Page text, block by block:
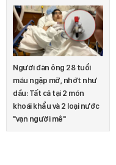
Người đàn ông 28 tuổi
máu ngập mỡ, nhớt như
dầu: Tất cả tại 2 món
khoái khẩu và 2 loại nước
"vạn người mê"